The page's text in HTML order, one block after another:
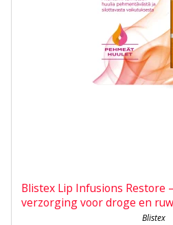
Blistex Lip Infusions Restore
verzorging voor droge en
Blistex